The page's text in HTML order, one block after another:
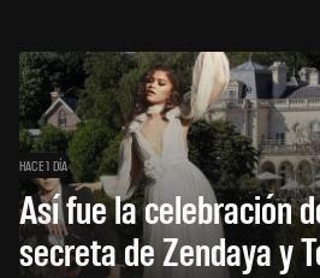
HACE 1 DÍA
Así fue la celebración
secreta de Zendaya y